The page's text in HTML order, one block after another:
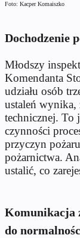
Foto: Kacper Komaiszko
Dochodzenie
Młodszy
Komendanta
udziału osób
ustaleń wynika,
technicznej. To
czynności
przyczyn
pożarnictwa.
ustalić, co
Komunikacja
do